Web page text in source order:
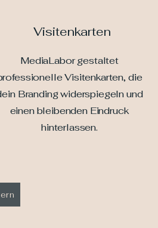
Visitenkarten
MediaLabor gestaltet
Visitenkarten, die
Branding widerspiegeln und
einen bleibenden Eindruck
hinterlassen.